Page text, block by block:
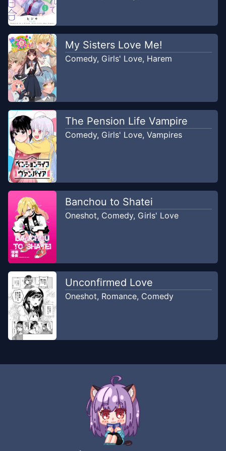
My Sisters Love Me!
Comedy, Girls' Love, Harem
The Pension Life Vampire
Comedy, Girls' Love, Vampires
Banchou to Shatei
Oneshot, Comedy, Girls' Love
Unconfirmed Love
Oneshot, Romance, Comedy